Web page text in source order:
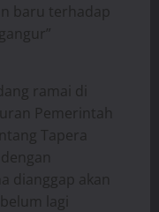
baru terhadap
ramai di
Pemerintah
Tapera
dianggap akan
lagi